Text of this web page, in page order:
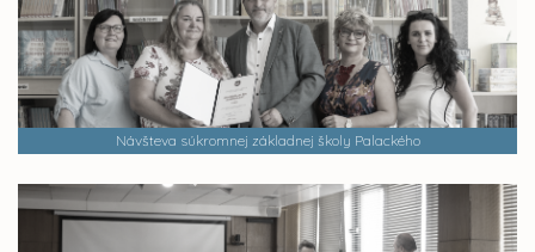
Návšteva súkromnej základnej školy Palackého